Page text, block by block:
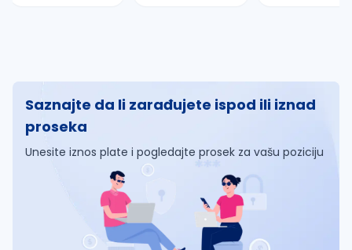
Saznajte da li zarađujete ispod ili iznad
proseka
Unesite iznos plate i pogledajte prosek za vašu poziciju